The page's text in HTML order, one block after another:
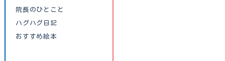
院長のひとこと
ハグハグ日記
おすすめ絵本